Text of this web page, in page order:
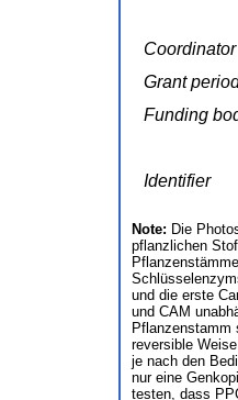
Coordinator
Grant
Funding
Identifier
Note: Die
pflanzlichen
und die erste
und CAM
Pflanzenstamm
reversible
je nach den
nur eine
testen, dass